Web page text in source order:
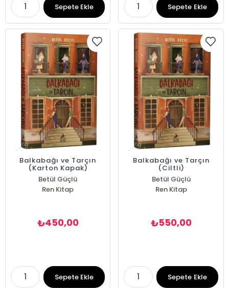
Sepete Ekle Sepete Ekle
Balkabağı ve Tarçın
(Karton Kapak)
Betül Güçlü
Ren Kitap
₺450,00
Sepete Ekle
Balkabağı ve Tarçın
(Ciltli)
Betül Güçlü
Ren Kitap
₺550,00
Sepete Ekle